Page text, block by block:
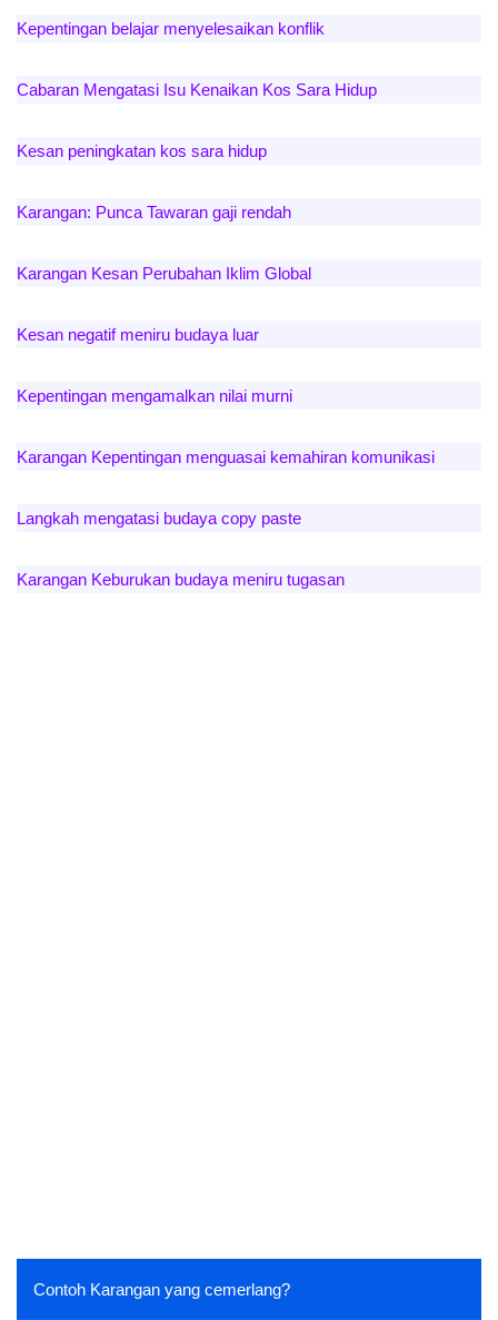
Kepentingan belajar menyelesaikan konflik
Cabaran Mengatasi Isu Kenaikan Kos Sara Hidup
Kesan peningkatan kos sara hidup
Karangan: Punca Tawaran gaji rendah
Karangan Kesan Perubahan Iklim Global
Kesan negatif meniru budaya luar
Kepentingan mengamalkan nilai murni
Karangan Kepentingan menguasai kemahiran komunikasi
Langkah mengatasi budaya copy paste
Karangan Keburukan budaya meniru tugasan
Contoh Karangan yang cemerlang?